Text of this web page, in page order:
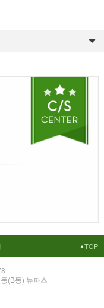
TOP
(B동) 뉴파츠